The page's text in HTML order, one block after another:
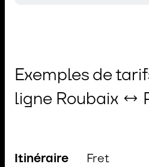
Exemples de
ligne Roubaix ↔
Itinéraire Fret